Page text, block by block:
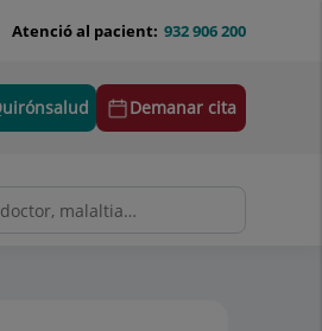
932 906 200
Atenció al pacient:
Demanar cita